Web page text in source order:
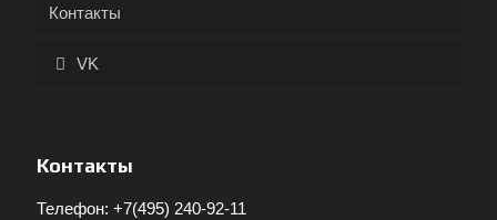
Контакты
VK
Контакты
Телефон: +7(495) 240-92-11